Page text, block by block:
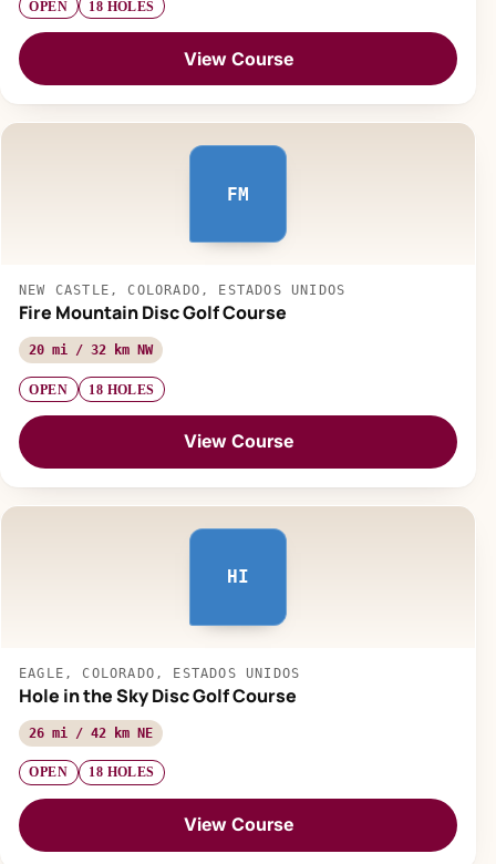
OPEN 18 HOLES
View Course
FM
NEW CASTLE, COLORADO, ESTADOS UNIDOS
Fire Mountain Disc Golf Course
20 mi / 32 km NW
OPEN 18 HOLES
View Course
HI
EAGLE, COLORADO, ESTADOS UNIDOS
Hole in the Sky Disc Golf Course
26 mi / 42 km NE
OPEN 18 HOLES
View Course